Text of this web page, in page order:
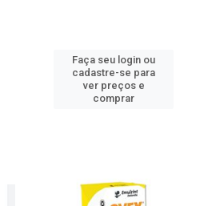
Faça seu login ou
cadastre-se para
ver preços e
comprar